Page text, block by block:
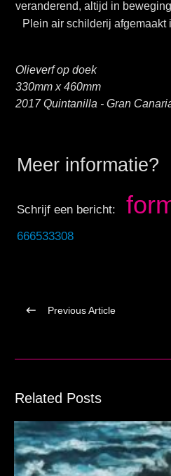
veranderend, altijd in
Plein air schilderij afgemaakt
Olieverf op doek
330mm x 460mm
2017 Quintanilla - Gran
Meer informatie?
Schrijf een bericht:
666533308
Previous Article
Related Posts